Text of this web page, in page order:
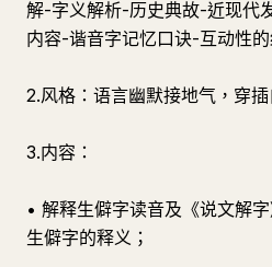
解-字义解析-历史典故-近现代
内容-谐音字记忆口诀-互动性的
2.风格：语言幽默接地气，穿插
3.内容：
• 解释生僻字读音及《说文解
生僻字的释义；